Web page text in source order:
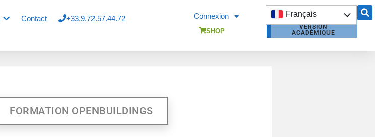
Contact +33.9.72.57.44.72
Français
English
VERSION
ACADÉMIQUE
Connexion
SHOP
FORMATION OPENBUILDINGS